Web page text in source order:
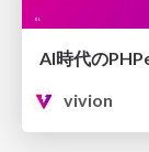
vivion